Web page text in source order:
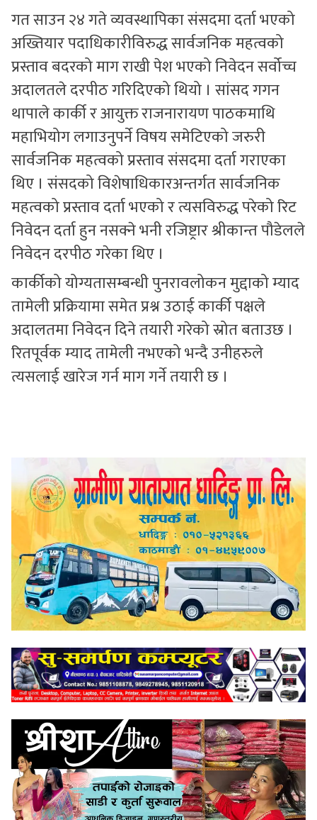
गत साउन २४ गते व्यवस्थापिका संसदमा दर्ता भएको
अख्तियार पदाधिकारीविरुद्ध सार्वजनिक महत्वको
प्रस्ताव बदरको माग राखी पेश भएको निवेदन सर्वोच्च
अदालतले दरपीठ गरिदिएको थियो । सांसद गगन
थापाले कार्की र आयुक्त राजनारायण पाठकमाथि
महाभियोग लगाउनुपर्ने विषय समेटिएको जरुरी
सार्वजनिक महत्वको प्रस्ताव संसदमा दर्ता गराएका
थिए । संसदको विशेषाधिकारअन्तर्गत सार्वजनिक
महत्वको प्रस्ताव दर्ता भएको र त्यसविरुद्ध परेको रिट
निवेदन दर्ता हुन नसक्ने भनी रजिष्ट्रार श्रीकान्त पौडेलले
निवेदन दरपीठ गरेका थिए ।
कार्कीको योग्यतासम्बन्धी पुनरावलोकन मुद्दाको म्याद
तामेली प्रक्रियामा समेत प्रश्न उठाई कार्की पक्षले
अदालतमा निवेदन दिने तयारी गरेको स्रोत बताउछ ।
रितपूर्वक म्याद तामेली नभएको भन्दै उनीहरुले
त्यसलाई खारेज गर्न माग गर्ने तयारी छ ।